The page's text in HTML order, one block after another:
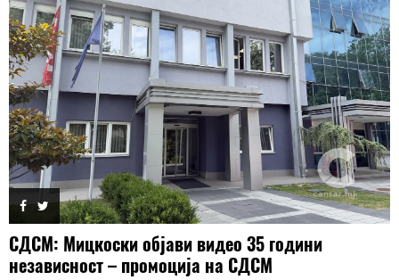
СДСМ: Мицкоски објави видео 35 години
независност – промоција на СДСМ